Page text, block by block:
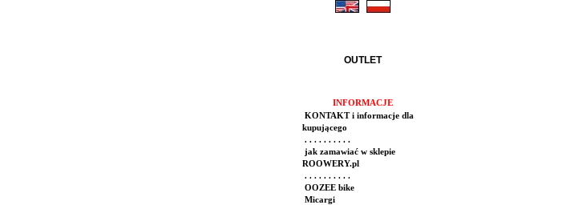
OUTLET
INFORMACJE
KONTAKT i informacje dla
kupującego
. . . . . . . . . .
jak zamawiać w sklepie
ROOWERY.pl
. . . . . . . . . .
OOZEE bike
Micargi